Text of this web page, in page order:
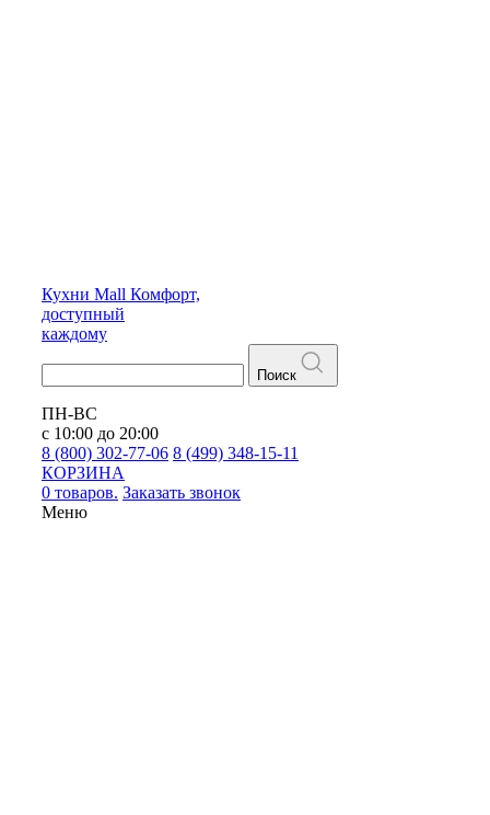
Кухни Mall Комфорт,
доступный
каждому
Поиск
ПН-ВС
с 10:00 до 20:00
8 (800) 302-77-06 8 (499) 348-15-11
КОРЗИНА
0 товаров. Заказать звонок
Меню